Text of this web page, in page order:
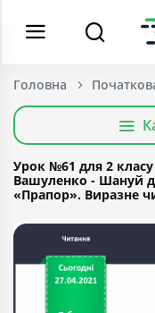
Головна
Урок №61 для 2
Вашуленко - Шануй
«Прапор». Виразне